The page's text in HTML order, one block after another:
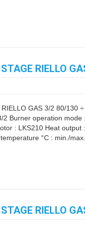
RIELLO
GAS 3/2 80/130
2 Burner operation
: LKS210 Heat output
°C : min./
RIELLO